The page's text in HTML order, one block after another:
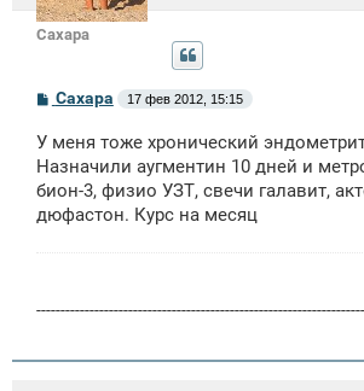
Сахара
С
б
щ
н
и
Сахара 17 фев 2012, 15:15
У меня тоже хронический
Назначили аугментин 10 дней и
бион-3, физио УЗТ, свечи галавит,
дюфастон. Курс на месяц